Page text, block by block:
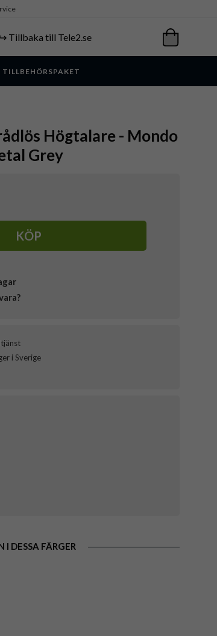
↪️ Tillbaka till Tele2.se
TILLBEHÖRSPAKET
Högtalare - Mondo
Grey
KÖP
i Sverige
I DESSA FÄRGER